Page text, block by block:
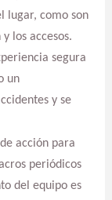
lugar, como son
los accesos.
segura
un
y se
acción para
periódicos
del equipo es